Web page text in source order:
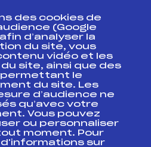
fédéral
Formation, Suivi
des cookies de
(Google
d’analyser la
du site, vous
vidéo et les
site, ainsi que des
permettant le
du site. Les
d’audience ne
qu’avec votre
Vous pouvez
ou personnaliser
moment. Pour
sur